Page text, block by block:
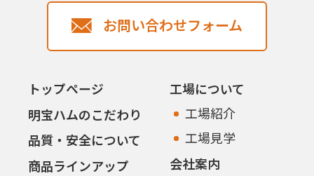
お問い合わせフォーム
トップページ
明宝ハムのこだわり
品質・安全について
商品ラインアップ
工場について
工場紹介
工場見学
会社案内